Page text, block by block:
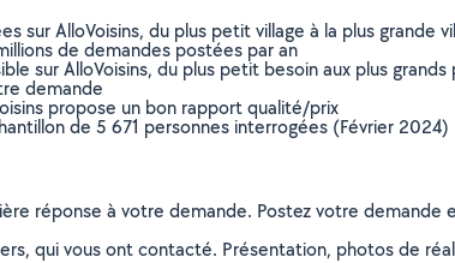
AlloVoisins, du plus petit village à la plus grande
de demandes postées par an
sur AlloVoisins, du plus petit besoin aux plus grands
demande
propose un bon rapport qualité/prix
de 5 671 personnes interrogées (Février 2024)
réponse à votre demande. Postez votre
qui vous ont contacté. Présentation, photos de